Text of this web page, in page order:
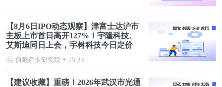
【8月6日IPO动态观察】津富士达沪市
主板上市首日高开127%！宇隆科技、
艾斯迪同日上会，宇树科技今日定价
前瞻产业研究院 15:33
【建议收藏】重磅！2026年武汉市光通